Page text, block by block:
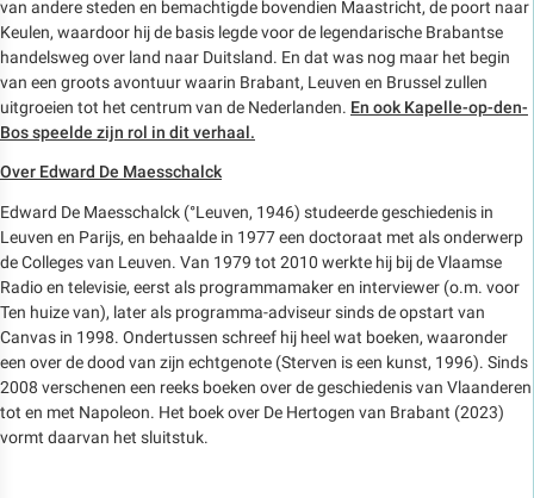
van andere steden en bemachtigde bovendien Maastricht, de poort naar
Keulen, waardoor hij de basis legde voor de legendarische Brabantse
handelsweg over land naar Duitsland. En dat was nog maar het begin
van een groots avontuur waarin Brabant, Leuven en Brussel zullen
uitgroeien tot het centrum van de Nederlanden. En ook Kapelle-op-den-
Bos speelde zijn rol in dit verhaal.
Over Edward De Maesschalck
Edward De Maesschalck (°Leuven, 1946) studeerde geschiedenis in
Leuven en Parijs, en behaalde in 1977 een doctoraat met als onderwerp
de Colleges van Leuven. Van 1979 tot 2010 werkte hij bij de Vlaamse
Radio en televisie, eerst als programmamaker en interviewer (o.m. voor
Ten huize van), later als programma-adviseur sinds de opstart van
Canvas in 1998. Ondertussen schreef hij heel wat boeken, waaronder
een over de dood van zijn echtgenote (Sterven is een kunst, 1996). Sinds
2008 verschenen een reeks boeken over de geschiedenis van Vlaanderen
tot en met Napoleon. Het boek over De Hertogen van Brabant (2023)
vormt daarvan het sluitstuk.